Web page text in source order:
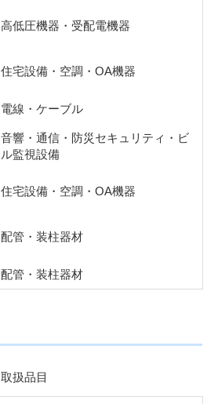
高低圧機器・受配電機器
住宅設備・空調・OA機器
電線・ケーブル
音響・通信・防災セキュリティ・ビ
ル監視設備
住宅設備・空調・OA機器
配管・装柱器材
配管・装柱器材
取扱品目